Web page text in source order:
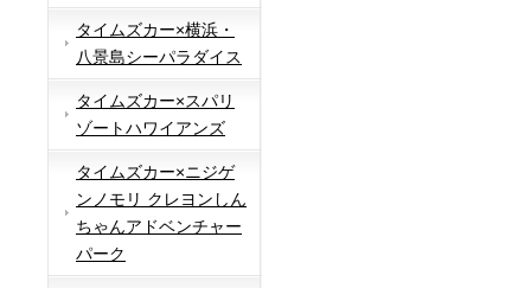
タイムズカー×横浜・
八景島シーパラダイス
タイムズカー×スパリ
ゾートハワイアンズ
タイムズカー×ニジゲ
ンノモリ クレヨンしん
ちゃんアドベンチャー
パーク